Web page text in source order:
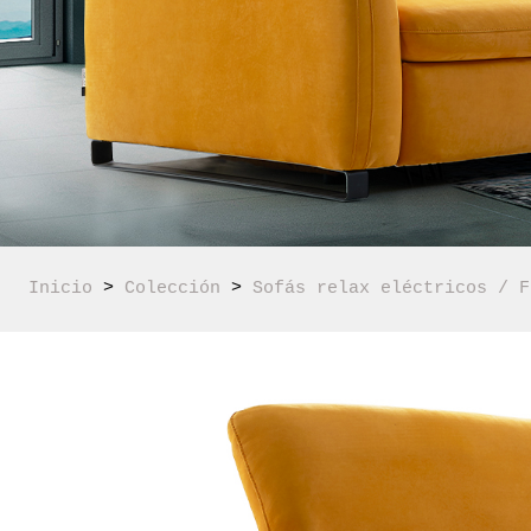
Inicio > Colección > Sofás relax eléctricos /